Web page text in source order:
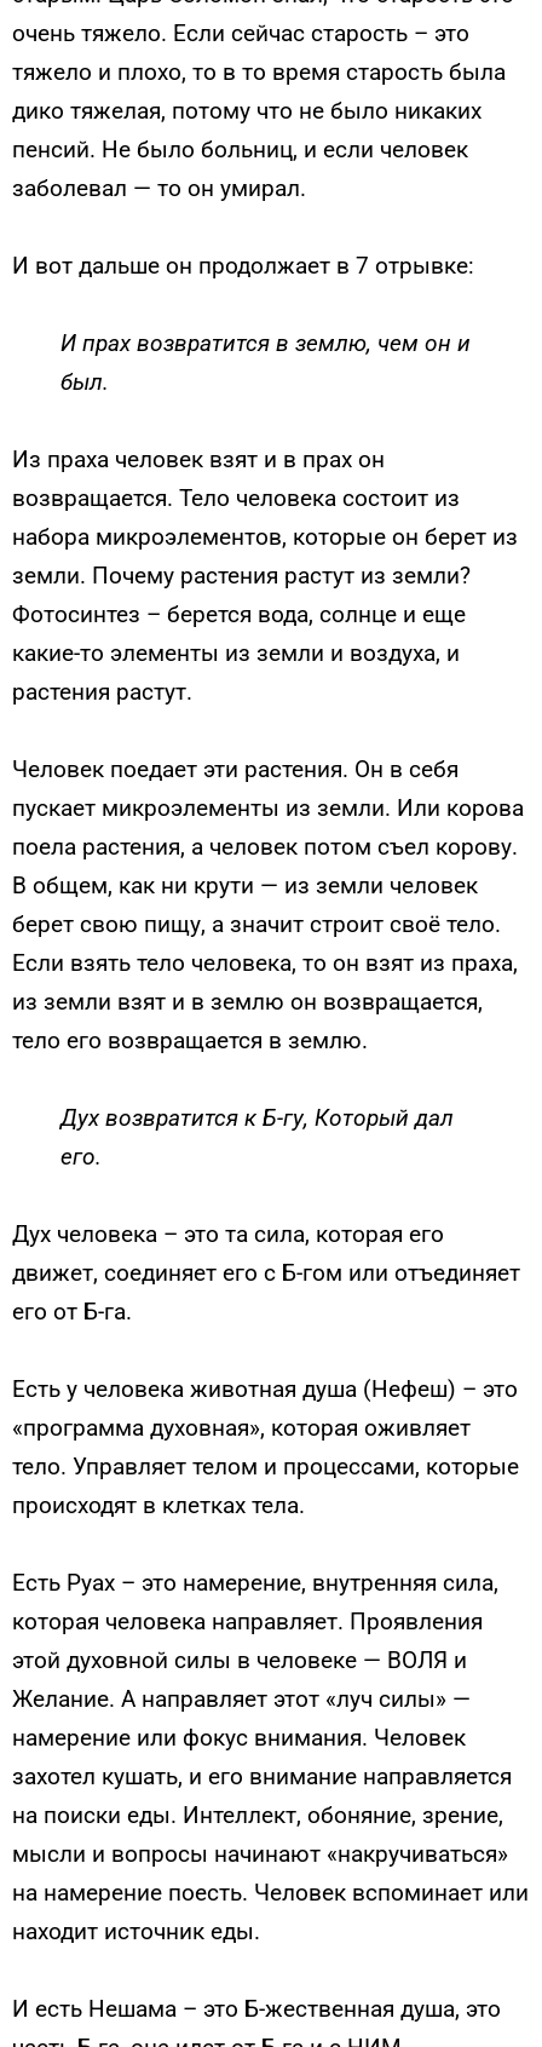
очень тяжело. Если сейчас старость – это
тяжело и плохо, то в то время старость была
дико тяжелая, потому что не было никаких
пенсий. Не было больниц, и если человек
заболевал — то он умирал.
И вот дальше он продолжает в 7 отрывке:
И прах возвратится в землю, чем он и
был.
Из праха человек взят и в прах он
возвращается. Тело человека состоит из
набора микроэлементов, которые он берет из
земли. Почему растения растут из земли?
Фотосинтез – берется вода, солнце и еще
какие-то элементы из земли и воздуха, и
растения растут.
Человек поедает эти растения. Он в себя
пускает микроэлементы из земли. Или корова
поела растения, а человек потом съел корову.
В общем, как ни крути — из земли человек
берет свою пищу, а значит строит своё тело.
Если взять тело человека, то он взят из праха,
из земли взят и в землю он возвращается,
тело его возвращается в землю.
Дух возвратится к Б-гу, Который дал
его.
Дух человека – это та сила, которая его
движет, соединяет его с Б-гом или отъединяет
его от Б-га.
Есть у человека животная душа (Нефеш) – это
«программа духовная», которая оживляет
тело. Управляет телом и процессами, которые
происходят в клетках тела.
Есть Руах – это намерение, внутренняя сила,
которая человека направляет. Проявления
этой духовной силы в человеке — ВОЛЯ и
Желание. А направляет этот «луч силы» —
намерение или фокус внимания. Человек
захотел кушать, и его внимание направляется
на поиски еды. Интеллект, обоняние, зрение,
мысли и вопросы начинают «накручиваться»
на намерение поесть. Человек вспоминает или
находит источник еды.
И есть Нешама – это Б-жественная душа, это